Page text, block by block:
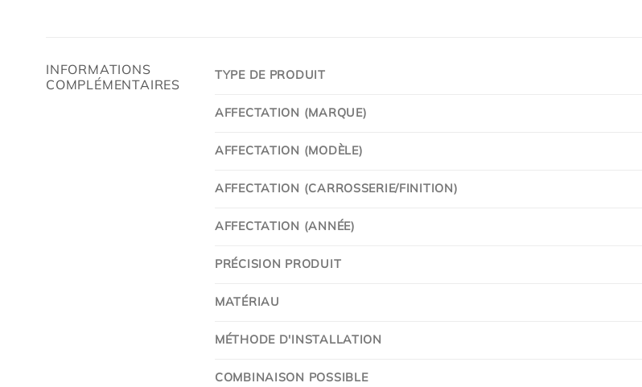
INFORMATIONS
COMPLÉMENTAIRES
TYPE DE PRODUIT
AFFECTATION (MARQUE)
AFFECTATION (MODÈLE)
AFFECTATION (CARROSSERIE/FINITION)
AFFECTATION (ANNÉE)
PRÉCISION PRODUIT
MATÉRIAU
MÉTHODE D'INSTALLATION
COMBINAISON POSSIBLE